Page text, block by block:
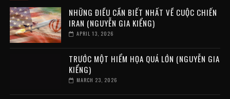
NHỮNG ĐIỀU CẦN BIẾT NHẤT VỀ CUỘC CHIẾN
IRAN (NGUYỄN GIA KIỂNG)
APRIL 13, 2026
TRƯỚC MỘT HIỂM HỌA QUÁ LỚN (NGUYỄN GIA
KIỂNG)
MARCH 23, 2026